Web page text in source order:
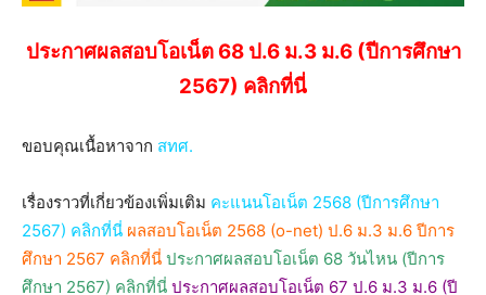
ประกาศผลสอบโอเน็ต 68 ป.6 ม.3 ม.6 (ปีการศึกษา
2567) คลิกที่นี่
ขอบคุณเนื้อหาจาก สทศ.
เรื่องราวที่เกี่ยวข้องเพิ่มเติม คะแนนโอเน็ต 2568 (ปีการศึกษา
2567) คลิกที่นี่ ผลสอบโอเน็ต 2568 (o-net) ป.6 ม.3 ม.6 ปีการ
ศึกษา 2567 คลิกที่นี่ ประกาศผลสอบโอเน็ต 68 วันไหน (ปีการ
ศึกษา 2567) คลิกที่นี่ ประกาศผลสอบโอเน็ต 67 ป.6 ม.3 ม.6 (ปี